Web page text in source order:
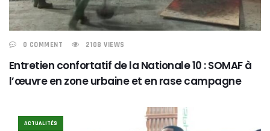
0 COMMENT 2108 VIEWS
Entretien confortatif de la Nationale 10 : SOMAF à
l’œuvre en zone urbaine et en rase campagne
ACTUALITÉS